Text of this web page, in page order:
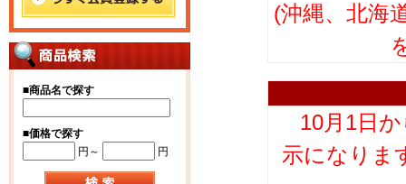
■商品名で探す
■価格で探す
円～
円
(沖縄、北海
10月1日
示になりま